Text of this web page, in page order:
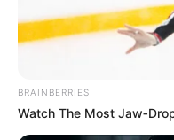
BRAINBERRIES
Watch The Most